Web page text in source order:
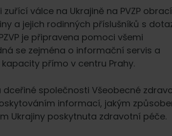
válce na Ukrajině na PVZP obrací
a jejich rodinných příslušníků s
je připravena pomoci všemi
se zejména o informační servis a
přímo v centru Prahy.
dceřiné společnosti Všeobecné
informací, jakým
Ukrajiny poskytnuta zdravotní péče.